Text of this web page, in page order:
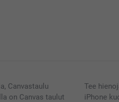
Canvastaulu
on Canvas taulut
Tee
iPhone